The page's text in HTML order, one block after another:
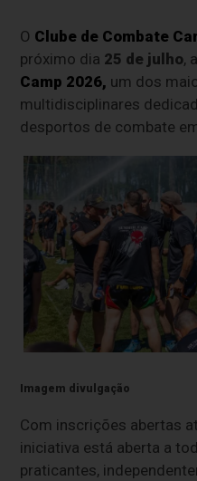
O Clube de Combate
próximo dia 25 de julho,
Camp 2026, um dos
multidisciplinares
desportos de combate
Imagem divulgação
Com inscrições abertas
iniciativa está aberta a
praticantes,